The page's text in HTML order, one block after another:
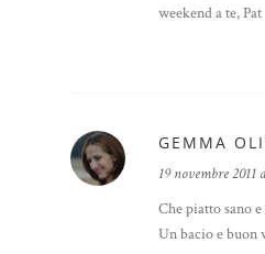
weekend a te, Pat
GEMMA
19 novembre 2011
Che piatto sano
Un bacio e buon